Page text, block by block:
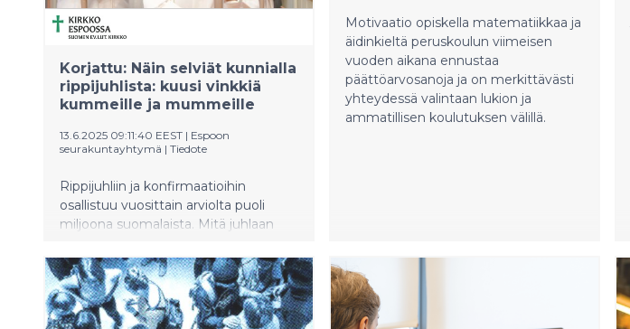
Korjattu: Näin selviät kunnialla
rippijuhlista: kuusi vinkkiä
kummeille ja mummeille
13.6.2025 09:11:40 EEST | Espoon
seurakuntayhtymä | Tiedote
Rippijuhliin ja konfirmaatioihin
osallistuu vuosittain arviolta puoli
miljoona suomalaista. Mitä juhlaan
kirkossa pitikään tehdä? Entä mitä
antaa teinille lahjaksi? Espoolaispapit
Johanna Hirsto ja Laura Vähäsarja
kokosivat vinkit kuumaan
Motivaatio opiskella matematiikkaa ja
äidinkieltä peruskoulun viimeisen
vuoden aikana ennustaa
päättöarvosanoja ja on merkittävästi
yhteydessä valintaan lukion ja
ammatillisen koulutuksen välillä.